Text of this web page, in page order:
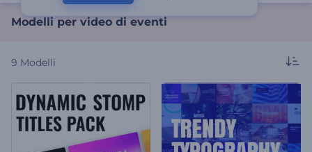
Modelli per video di eventi
9 Modelli